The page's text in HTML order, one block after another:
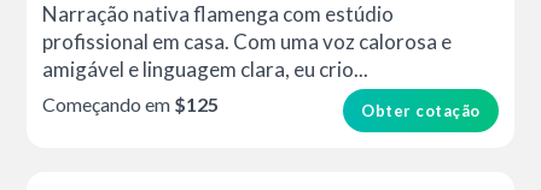
Narração nativa flamenga com estúdio
profissional em casa. Com uma voz calorosa e
amigável e linguagem clara, eu crio...
Obter cotação
Começando em $125